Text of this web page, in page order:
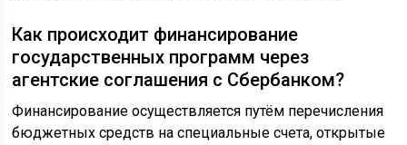
Как происходит финансирование
государственных программ через
агентские соглашения с Сбербанком?
Финансирование осуществляется путём перечисления
бюджетных средств на специальные счета, открытые